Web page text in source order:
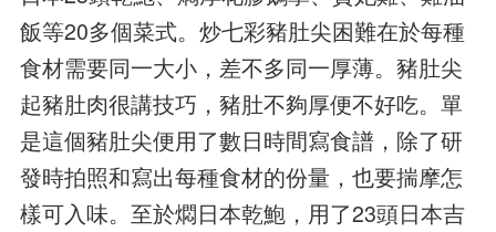
飯等20多個菜式。炒七彩豬肚尖困難在於每種
食材需要同一大小，差不多同一厚薄。豬肚尖
起豬肚肉很講技巧，豬肚不夠厚便不好吃。單
是這個豬肚尖便用了數日時間寫食譜，除了研
發時拍照和寫出每種食材的份量，也要揣摩怎
樣可入味。至於燜日本乾鮑，用了23頭日本吉